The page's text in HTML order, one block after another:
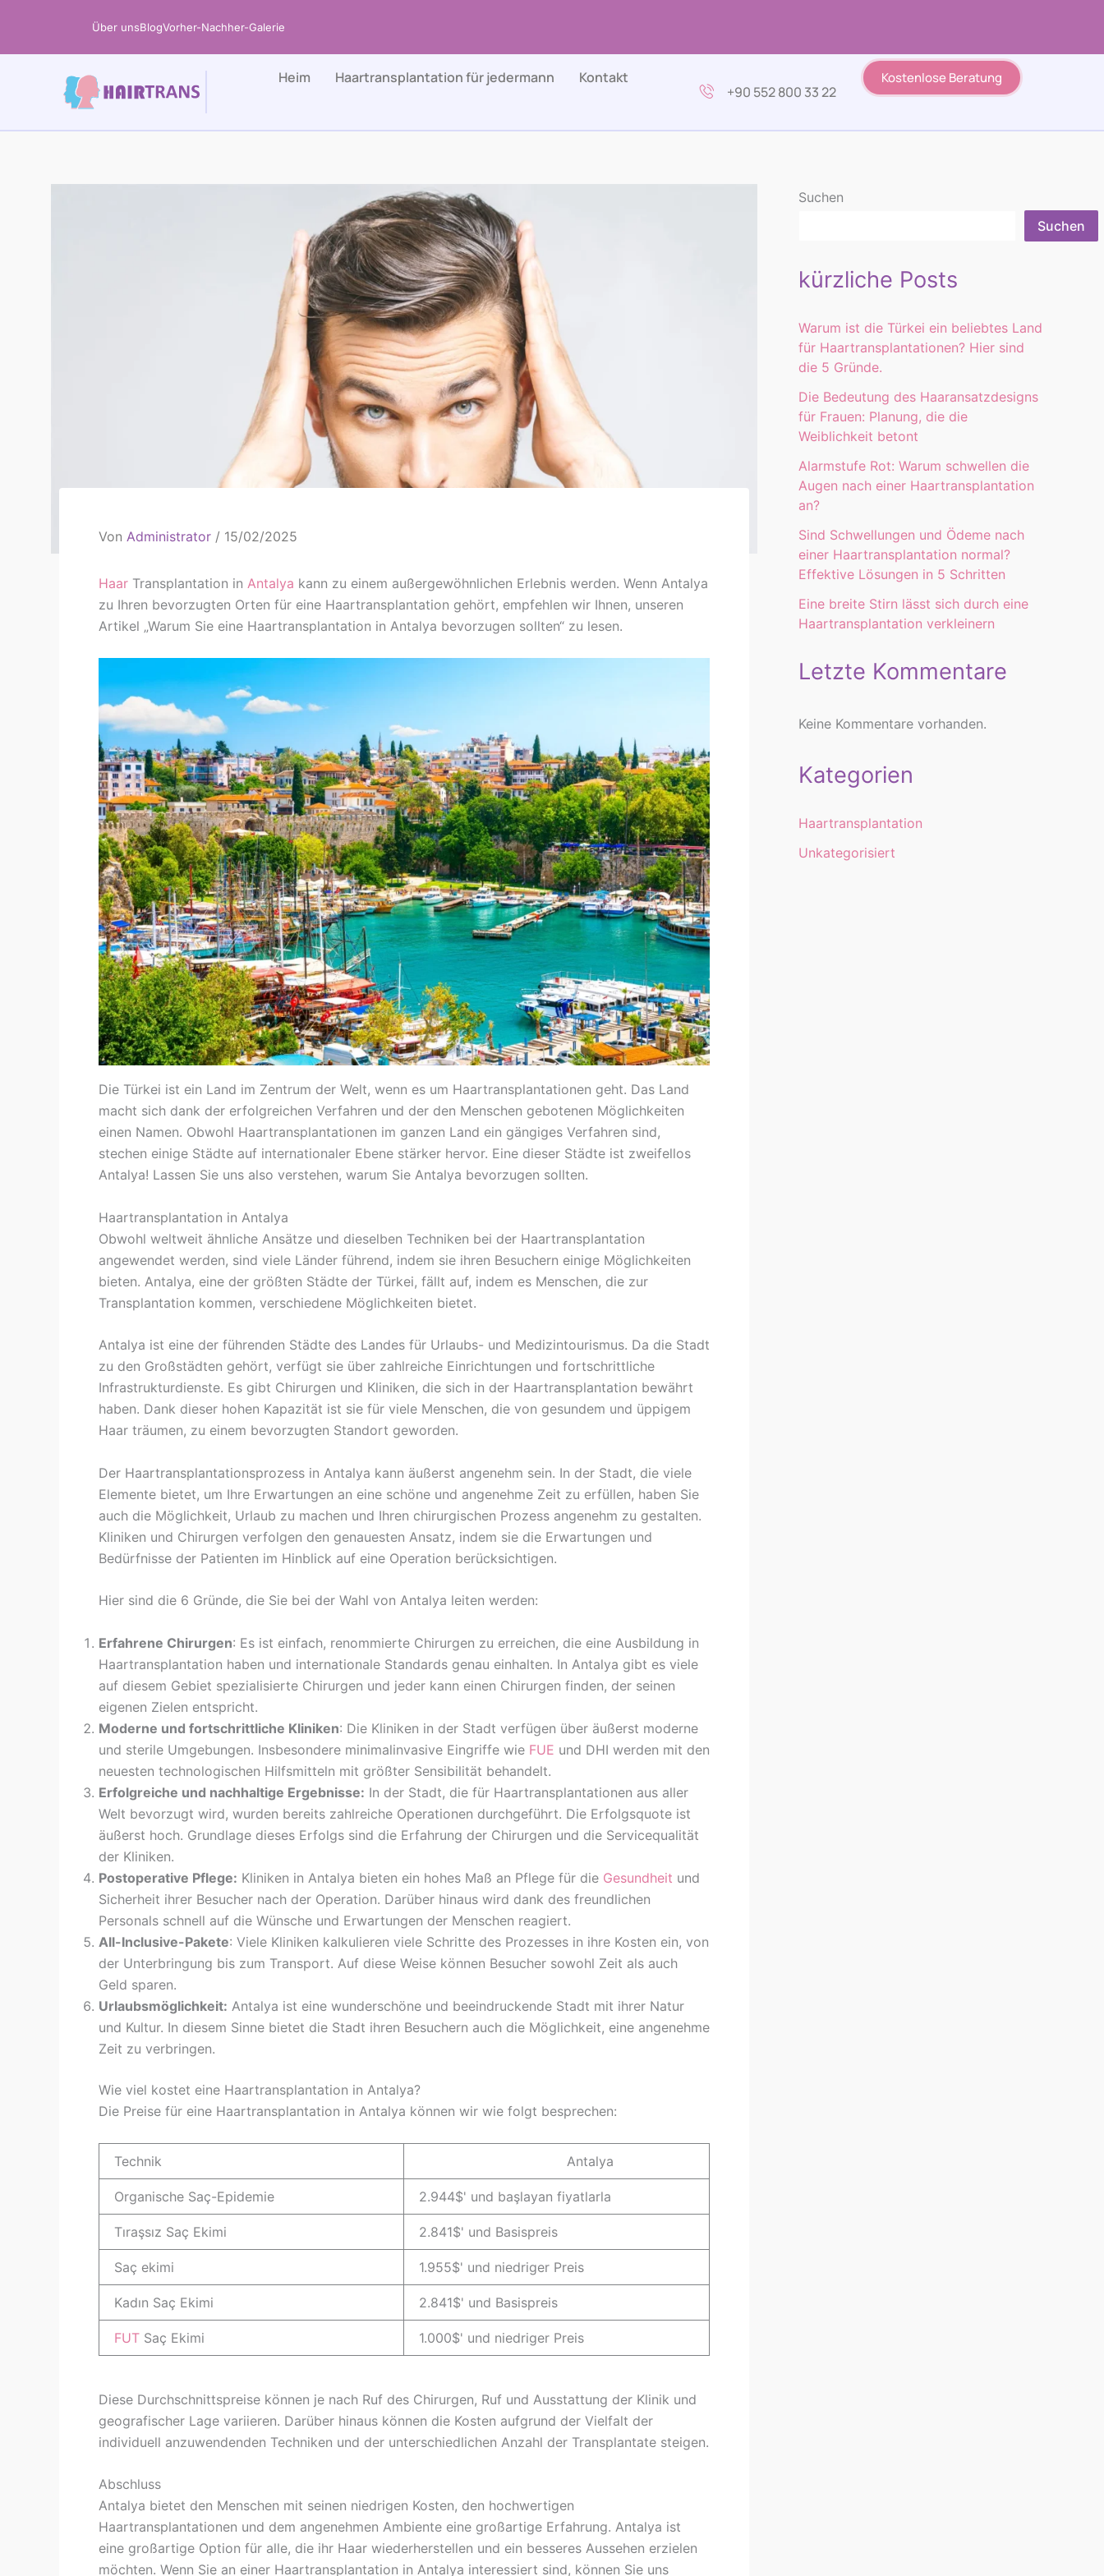
springen
Über unsBlogVorher-Nachher-Galerie
Heim Haartransplantation für jedermann
Kontakt
+90 552 800 33 22
Kostenlose Beratung
Von Administrator / 15/02/2025
Haar Transplantation in Antalya kann zu einem außergewöhnlichen Erlebnis werden. Wenn Antalya
zu Ihren bevorzugten Orten für eine Haartransplantation gehört, empfehlen wir Ihnen, unseren
Artikel „Warum Sie eine Haartransplantation in Antalya bevorzugen sollten“ zu lesen.
Die Türkei ist ein Land im Zentrum der Welt, wenn es um Haartransplantationen geht. Das Land
macht sich dank der erfolgreichen Verfahren und der den Menschen gebotenen Möglichkeiten
einen Namen. Obwohl Haartransplantationen im ganzen Land ein gängiges Verfahren sind,
stechen einige Städte auf internationaler Ebene stärker hervor. Eine dieser Städte ist zweifellos
Antalya! Lassen Sie uns also verstehen, warum Sie Antalya bevorzugen sollten.
Haartransplantation in Antalya
Obwohl weltweit ähnliche Ansätze und dieselben Techniken bei der Haartransplantation
angewendet werden, sind viele Länder führend, indem sie ihren Besuchern einige Möglichkeiten
bieten. Antalya, eine der größten Städte der Türkei, fällt auf, indem es Menschen, die zur
Transplantation kommen, verschiedene Möglichkeiten bietet.
Antalya ist eine der führenden Städte des Landes für Urlaubs- und Medizintourismus. Da die Stadt
zu den Großstädten gehört, verfügt sie über zahlreiche Einrichtungen und fortschrittliche
Infrastrukturdienste. Es gibt Chirurgen und Kliniken, die sich in der Haartransplantation bewährt
haben. Dank dieser hohen Kapazität ist sie für viele Menschen, die von gesundem und üppigem
Haar träumen, zu einem bevorzugten Standort geworden.
Der Haartransplantationsprozess in Antalya kann äußerst angenehm sein. In der Stadt, die viele
Elemente bietet, um Ihre Erwartungen an eine schöne und angenehme Zeit zu erfüllen, haben Sie
auch die Möglichkeit, Urlaub zu machen und Ihren chirurgischen Prozess angenehm zu gestalten.
Kliniken und Chirurgen verfolgen den genauesten Ansatz, indem sie die Erwartungen und
Bedürfnisse der Patienten im Hinblick auf eine Operation berücksichtigen.
Hier sind die 6 Gründe, die Sie bei der Wahl von Antalya leiten werden:
Erfahrene Chirurgen: Es ist einfach, renommierte Chirurgen zu erreichen, die eine Ausbildung in
Haartransplantation haben und internationale Standards genau einhalten. In Antalya gibt es viele
auf diesem Gebiet spezialisierte Chirurgen und jeder kann einen Chirurgen finden, der seinen
eigenen Zielen entspricht.
Moderne und fortschrittliche Kliniken: Die Kliniken in der Stadt verfügen über äußerst moderne
und sterile Umgebungen. Insbesondere minimalinvasive Eingriffe wie FUE und DHI werden mit den
neuesten technologischen Hilfsmitteln mit größter Sensibilität behandelt.
Erfolgreiche und nachhaltige Ergebnisse: In der Stadt, die für Haartransplantationen aus aller
Welt bevorzugt wird, wurden bereits zahlreiche Operationen durchgeführt. Die Erfolgsquote ist
äußerst hoch. Grundlage dieses Erfolgs sind die Erfahrung der Chirurgen und die Servicequalität
der Kliniken.
Postoperative Pflege: Kliniken in Antalya bieten ein hohes Maß an Pflege für die Gesundheit und
Sicherheit ihrer Besucher nach der Operation. Darüber hinaus wird dank des freundlichen
Personals schnell auf die Wünsche und Erwartungen der Menschen reagiert.
All-Inclusive-Pakete: Viele Kliniken kalkulieren viele Schritte des Prozesses in ihre Kosten ein, von
der Unterbringung bis zum Transport. Auf diese Weise können Besucher sowohl Zeit als auch
Geld sparen.
Urlaubsmöglichkeit: Antalya ist eine wunderschöne und beeindruckende Stadt mit ihrer Natur
und Kultur. In diesem Sinne bietet die Stadt ihren Besuchern auch die Möglichkeit, eine angenehme
Zeit zu verbringen.
Wie viel kostet eine Haartransplantation in Antalya?
Die Preise für eine Haartransplantation in Antalya können wir wie folgt besprechen:
Technik Antalya
Organische Saç-Epidemie 2.944$' und başlayan fiyatlarla
Tıraşsız Saç Ekimi 2.841$' und Basispreis
Saç ekimi 1.955$' und niedriger Preis
Kadın Saç Ekimi 2.841$' und Basispreis
FUT Saç Ekimi 1.000$' und niedriger Preis
Diese Durchschnittspreise können je nach Ruf des Chirurgen, Ruf und Ausstattung der Klinik und
geografischer Lage variieren. Darüber hinaus können die Kosten aufgrund der Vielfalt der
individuell anzuwendenden Techniken und der unterschiedlichen Anzahl der Transplantate steigen.
Abschluss
Antalya bietet den Menschen mit seinen niedrigen Kosten, den hochwertigen
Haartransplantationen und dem angenehmen Ambiente eine großartige Erfahrung. Antalya ist
eine großartige Option für alle, die ihr Haar wiederherstellen und ein besseres Aussehen erzielen
möchten. Wenn Sie an einer Haartransplantation in Antalya interessiert sind, können Sie uns
Suchen
Suchen
kürzliche Posts
Warum ist die Türkei ein beliebtes Land
für Haartransplantationen? Hier sind
die 5 Gründe.
Die Bedeutung des Haaransatzdesigns
für Frauen: Planung, die die
Weiblichkeit betont
Alarmstufe Rot: Warum schwellen die
Augen nach einer Haartransplantation
an?
Sind Schwellungen und Ödeme nach
einer Haartransplantation normal?
Effektive Lösungen in 5 Schritten
Eine breite Stirn lässt sich durch eine
Haartransplantation verkleinern
Letzte Kommentare
Keine Kommentare vorhanden.
Kategorien
Haartransplantation
Unkategorisiert